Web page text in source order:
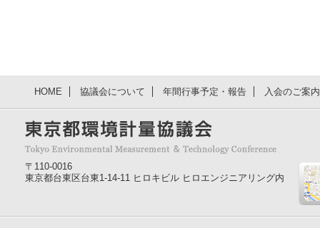
HOME 協議会について 年間行事予定・報告 入会のご案
〒110-0016
東京都台東区台東1-14-11 ヒロキビル ヒロエンジニアリング内